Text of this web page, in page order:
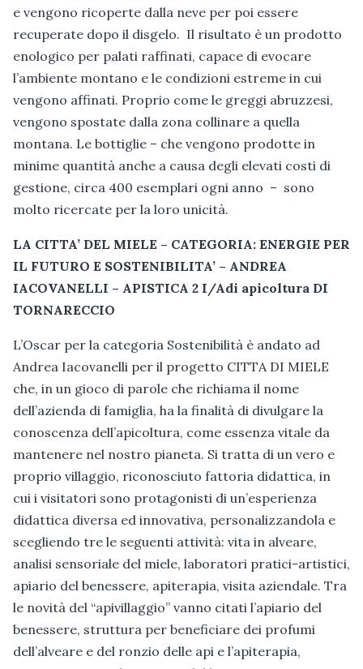
e vengono ricoperte dalla neve per poi essere
recuperate dopo il disgelo. Il risultato è un prodotto
enologico per palati raffinati, capace di evocare
l’ambiente montano e le condizioni estreme in cui
vengono affinati. Proprio come le greggi abruzzesi,
vengono spostate dalla zona collinare a quella
montana. Le bottiglie – che vengono prodotte in
minime quantità anche a causa degli elevati costi di
gestione, circa 400 esemplari ogni anno – sono
molto ricercate per la loro unicità.
LA CITTA’ DEL MIELE – CATEGORIA: ENERGIE PER
IL FUTURO E SOSTENIBILITA’ – ANDREA
IACOVANELLI – APISTICA 2 I/Adi apicoltura DI
TORNARECCIO
L’Oscar per la categoria Sostenibilità è andato ad
Andrea Iacovanelli per il progetto CITTA DI MIELE
che, in un gioco di parole che richiama il nome
dell’azienda di famiglia, ha la finalità di divulgare la
conoscenza dell’apicoltura, come essenza vitale da
mantenere nel nostro pianeta. Si tratta di un vero e
proprio villaggio, riconosciuto fattoria didattica, in
cui i visitatori sono protagonisti di un’esperienza
didattica diversa ed innovativa, personalizzandola e
scegliendo tre le seguenti attività: vita in alveare,
analisi sensoriale del miele, laboratori pratici-artistici,
apiario del benessere, apiterapia, visita aziendale. Tra
le novità del “apivillaggio” vanno citati l’apiario del
benessere, struttura per beneficiare dei profumi
dell’alveare e del ronzio delle api e l’apiterapia,